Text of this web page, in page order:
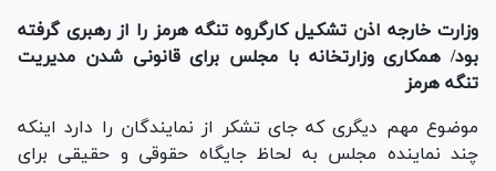
وزارت خارجه اذن تشکیل کارگروه تنگه هرمز را از رهبری گرفته
بود/ همکاری وزارتخانه با مجلس برای قانونی شدن مدیریت
تنگه هرمز
موضوع مهم دیگری که جای تشکر از نمایندگان را دارد اینکه
چند نماینده مجلس به لحاظ جایگاه حقوقی و حقیقی برای